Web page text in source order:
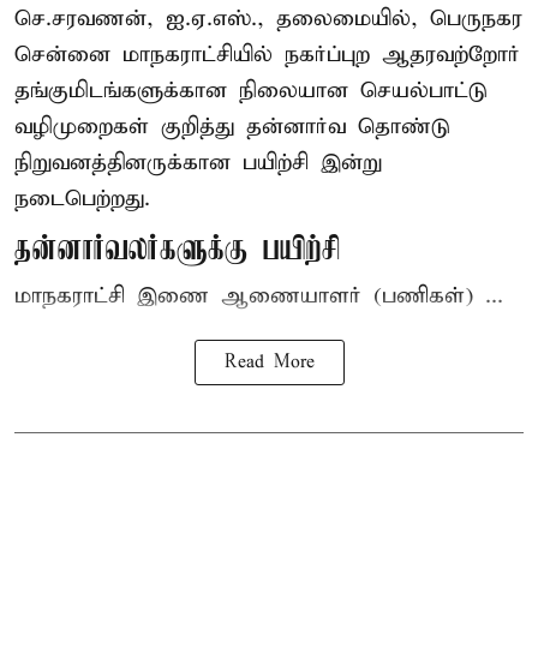
செ.சரவணன், ஐ.ஏ.எஸ்., தலைமையில், பெருநகர
சென்னை மாநகராட்சியில் நகர்ப்புற ஆதரவற்றோர்
தங்குமிடங்களுக்கான நிலையான செயல்பாட்டு
வழிமுறைகள் குறித்து தன்னார்வ தொண்டு
நிறுவனத்தினருக்கான பயிற்சி இன்று
நடைபெற்றது.
தன்னார்வலர்களுக்கு பயிற்சி
மாநகராட்சி இணை ஆணையாளர் (பணிகள்) ...
Read More